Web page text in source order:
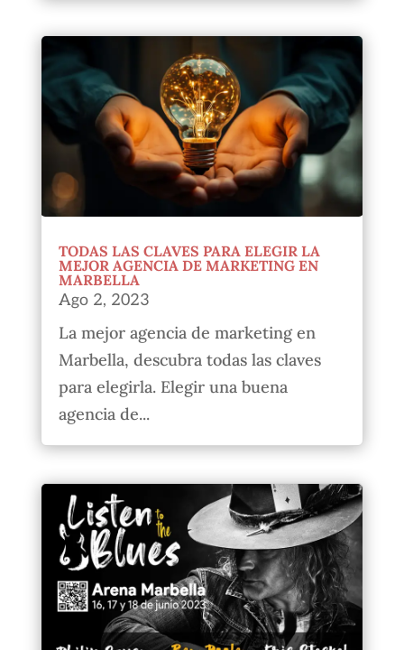
TODAS LAS CLAVES PARA ELEGIR LA
MEJOR AGENCIA DE MARKETING EN
MARBELLA
Ago 2, 2023
La mejor agencia de marketing en
Marbella, descubra todas las claves
para elegirla. Elegir una buena
agencia de...